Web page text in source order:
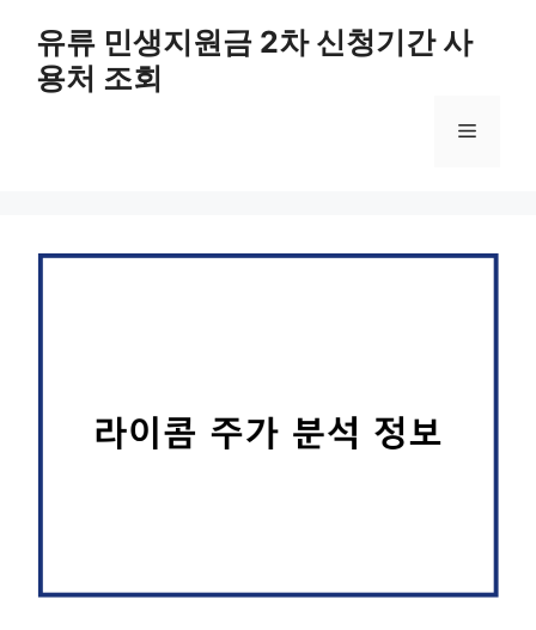
유류 민생지원금 2차 신청기간 사
용처 조회
메